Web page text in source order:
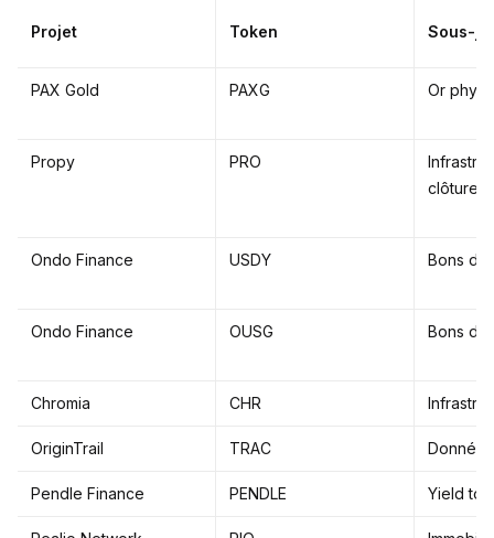
Projet Token Sous-
PAX Gold PAXG Or
Propy PRO
clôture
Ondo Finance USDY Bons du
Ondo Finance OUSG Bons du
Chromia CHR
OriginTrail TRAC
Pendle Finance PENDLE Yield